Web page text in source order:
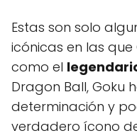
Estas son solo
icónicas en las
como el
Dragon Ball, Goku
determinación y
verdadero ícono